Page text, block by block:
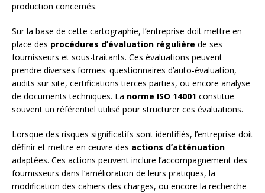
production concernés.
Sur la base de cette cartographie, l’entreprise doit mettre en
place des procédures d’évaluation régulière de ses
fournisseurs et sous-traitants. Ces évaluations peuvent
prendre diverses formes: questionnaires d’auto-évaluation,
audits sur site, certifications tierces parties, ou encore analyse
de documents techniques. La norme ISO 14001 constitue
souvent un référentiel utilisé pour structurer ces évaluations.
Lorsque des risques significatifs sont identifiés, l’entreprise doit
définir et mettre en œuvre des actions d’atténuation
adaptées. Ces actions peuvent inclure l’accompagnement des
fournisseurs dans l’amélioration de leurs pratiques, la
modification des cahiers des charges, ou encore la recherche